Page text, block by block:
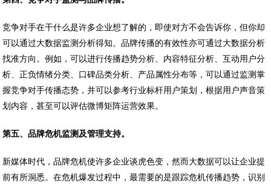
竞争对手在干什么是许多企业想了解的，即使对方不会告诉你，但你却
可以通过大数据监测分析得知。品牌传播的有效性亦可通过大数据分析
找准方向。例如，可以进行传播趋势分析、内容特征分析、互动用户分
析、正负情绪分类、口碑品类分析、产品属性分布等，可以通过监测掌
握竞争对手传播态势，并可以参考行业标杆用户策划，根据用户声音策
划内容，甚至可以评估微博矩阵运营效果。
第五、品牌危机监测及管理支持。
新媒体时代，品牌危机使许多企业谈虎色变，然而大数据可以让企业提
前有所洞悉。在危机爆发过程中，最需要的是跟踪危机传播趋势，识别